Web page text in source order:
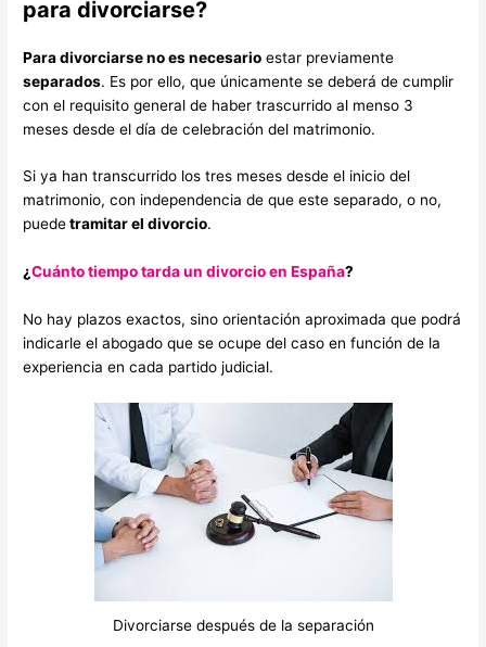
para divorciarse?
Para divorciarse no es necesario estar previamente
separados. Es por ello, que únicamente se deberá de cumplir
con el requisito general de haber trascurrido al menso 3
meses desde el día de celebración del matrimonio.
Si ya han transcurrido los tres meses desde el inicio del
matrimonio, con independencia de que este separado, o no,
puedetramitar el divorcio.
¿Cuánto tiempo tarda un divorcio en España?
No hay plazos exactos, sino orientación aproximada que podrá
indicarle el abogado que se ocupe del caso en función de la
experiencia en cada partido judicial.
Divorciarse después de la separación